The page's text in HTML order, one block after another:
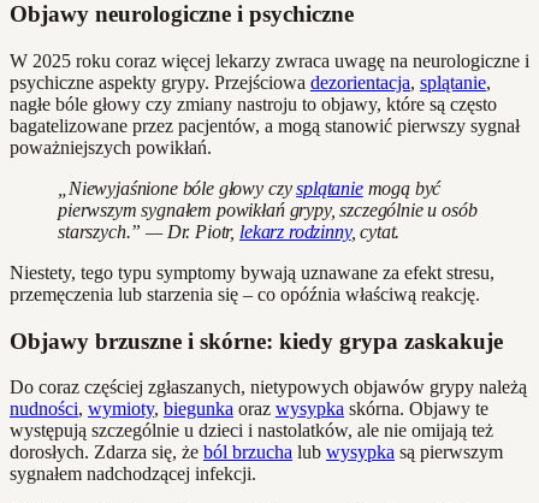
Objawy neurologiczne i psychiczne
W 2025 roku coraz więcej lekarzy zwraca uwagę na neurologiczne i
psychiczne aspekty grypy. Przejściowa dezorientacja, splątanie,
nagłe bóle głowy czy zmiany nastroju to objawy, które są często
bagatelizowane przez pacjentów, a mogą stanowić pierwszy sygnał
poważniejszych powikłań.
„Niewyjaśnione bóle głowy czysplątaniemogą być
pierwszym sygnałem powikłań grypy, szczególnie u osób
starszych.” — Dr. Piotr, lekarz rodzinny, cytat.
Niestety, tego typu symptomy bywają uznawane za efekt stresu,
przemęczenia lub starzenia się – co opóźnia właściwą reakcję.
Objawy brzuszne i skórne: kiedy grypa zaskakuje
Do coraz częściej zgłaszanych, nietypowych objawów grypy należą
nudności, wymioty, biegunka oraz wysypka skórna. Objawy te
występują szczególnie u dzieci i nastolatków, ale nie omijają też
dorosłych. Zdarza się, że ból brzucha lub wysypka są pierwszym
sygnałem nadchodzącej infekcji.